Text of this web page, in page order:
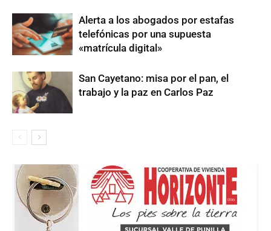
Alerta a los abogados por estafas
telefónicas por una supuesta
«matrícula digital»
San Cayetano: misa por el pan, el
trabajo y la paz en Carlos Paz